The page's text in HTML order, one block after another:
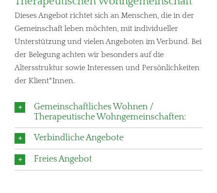
Dieses Angebot richtet sich an Menschen, die in der
Gemeinschaft leben möchten, mit individueller
Unterstützung und vielen Angeboten im Verbund. Bei
der Belegung achten wir besonders auf die
Altersstruktur sowie Interessen und Persönlichkeiten
der Klient*Innen.
Gemeinschaftliches Wohnen /
Therapeutische Wohngemeinschaften:
Verbindliche Angebote
Freies Angebot